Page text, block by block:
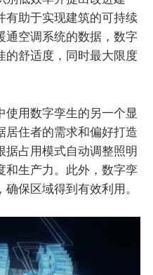
有助于实现建筑的可持续
通空调系统的数据，数字
的舒适度，同时最大限度
用数字孪生的另一个显
住者的需求和偏好打造
占用模式自动调整照明
和生产力。此外，数字孪
保区域得到有效利用。